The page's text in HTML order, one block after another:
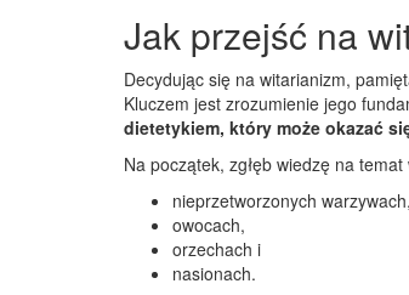
Jak przejść na
Decydując się na witarianizm,
Kluczem jest zrozumienie jego
dietetykiem, który może okazać
Na początek, zgłęb wiedzę na
nieprzetworzonych warzywach,
owocach,
orzechach i
nasionach.